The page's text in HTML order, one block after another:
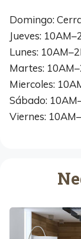
Domingo:
Jueves:
Lunes:
Martes:
Miercoles:
Sábado:
Viernes: